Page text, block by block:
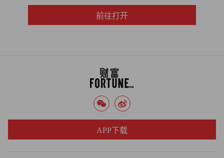
别是考虑到近期的迅猛发展及未来扩张的宏伟蓝图。”
前往打开
APP下载